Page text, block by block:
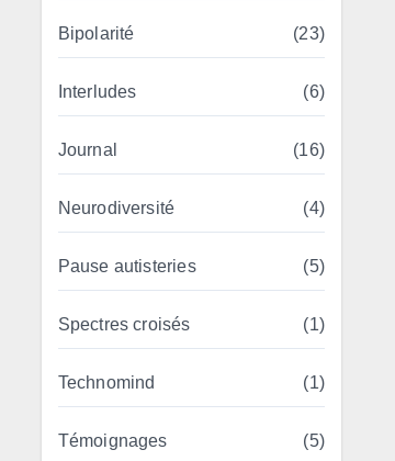
Bipolarité (23)
Interludes (6)
Journal (16)
Neurodiversité (4)
Pause autisteries (5)
Spectres croisés (1)
Technomind (1)
Témoignages (5)